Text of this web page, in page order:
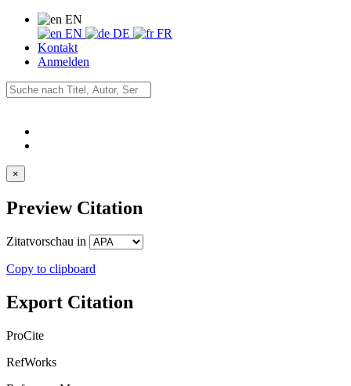
EN
EN
DE
FR
Kontakt
Anmelden
×
Preview Citation
Zitatvorschau in
Copy to clipboard
Export Citation
ProCite
RefWorks